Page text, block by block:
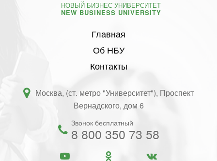
НОВЫЙ БИЗНЕС УНИВЕРСИТЕТ
NEW BUSINESS UNIVERSITY
Главная
Об НБУ
Контакты
Москва, (ст. метро "Университет"), Проспект
Вернадского, дом 6
Звонок бесплатный
8 800 350 73 58